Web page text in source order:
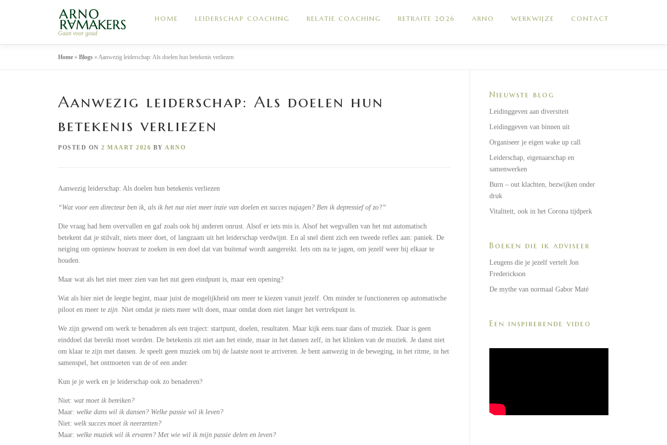
Gaan voor goud
HOME LEIDERSCHAP COACHING RELATIE COACHING RETRAITE 2026 ARNO WERKWIJZE CONTACT
Home » Blogs »Aanwezig leiderschap: Als doelen hun betekenis verliezen
Aanwezig leiderschap: Als doelen hun
betekenis verliezen
POSTED ON 2 MAART 2026 BY ARNO
Aanwezig leiderschap: Als doelen hun betekenis verliezen
“Wat voor een directeur ben ik, als ik het nut niet meer inzie van doelen en succes najagen? Ben ik depressief of zo?”
Die vraag had hem overvallen en gaf zoals ook bij anderen onrust. Alsof er iets mis is. Alsof het wegvallen van het nut automatisch
betekent dat je stilvalt, niets meer doet, of langzaam uit het leiderschap verdwijnt. En al snel dient zich een tweede reflex aan: paniek. De
neiging om opnieuw houvast te zoeken in een doel dat van buitenaf wordt aangereikt. Iets om na te jagen, om jezelf weer bij elkaar te
houden.
Maar wat als het niet meer zien van het nut geen eindpunt is, maar een opening?
Wat als hier niet de leegte begint, maar juist de mogelijkheid om meer te kiezen vanuit jezelf. Om minder te functioneren op automatische
piloot en meer te zijn. Niet omdat je niets meer wilt doen, maar omdat doen niet langer het vertrekpunt is.
We zijn gewend om werk te benaderen als een traject: startpunt, doelen, resultaten. Maar kijk eens naar dans of muziek. Daar is geen
einddoel dat bereikt moet worden. De betekenis zit niet aan het einde, maar in het dansen zelf, in het klinken van de muziek. Je danst niet
om klaar te zijn met dansen. Je speelt geen muziek om bij de laatste noot te arriveren. Je bent aanwezig in de beweging, in het ritme, in het
samenspel, het ontmoeten van de of een ander.
Kun je je werk en je leiderschap ook zo benaderen?
Niet: wat moet ik bereiken?
Maar: welke dans wil ik dansen? Welke passie wil ik leven?
Niet: welk succes moet ik neerzetten?
Maar: welke muziek wil ik ervaren? Met wie wil ik mijn passie delen en leven?
Nieuwste blog
Leidinggeven aan diversiteit
Leidinggeven van binnen uit
Organiseer je eigen wake up call
Leiderschap, eigenaarschap en
samenwerken
Burn – out klachten, bezwijken onder
druk
Vitaliteit, ook in het Corona tijdperk
Boeken die ik adviseer
Leugens die je jezelf vertelt Jon
Frederickson
De mythe van normaal Gabor Maté
Een inspirerende video